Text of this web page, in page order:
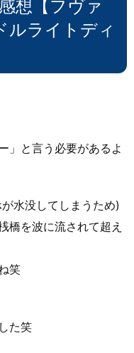
想【フヴァ
ルライトディ
」と言う必要があるよ
水没してしまうため)
橋を波に流されて超え
笑
た笑